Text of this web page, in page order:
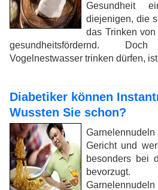
Gesundheit
diejenigen, die
das Trinken
gesundheitsfördernd.
Vogelnestwasser trinken dürfen,
Diabetiker können
Wussten Sie schon?
Gericht und
besonders bei
bevorzugt.